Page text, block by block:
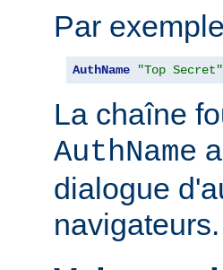
Par
AuthName "Top Secret"
La chaîne
AuthName
dialogue
navigateurs.